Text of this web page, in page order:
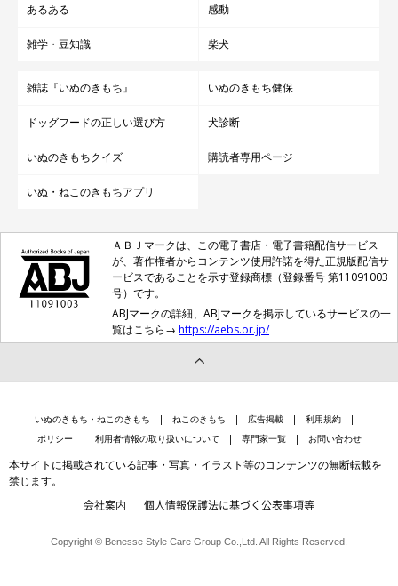
あっという間に雪は溶けて、雪だるまはこんな姿になっちゃいま
した。なんだか淋しいです。
あるある 感動
雑学・豆知識 柴犬
雑誌『いぬのきもち』 いぬのきもち健保
ドッグフードの正しい選び方 犬診断
いぬのきもちクイズ 購読者専用ページ
いぬ・ねこのきもちアプリ
ＡＢＪマークは、この電子書店・電子書籍配信サービス
が、著作権者からコンテンツ使用許諾を得た正規版配信サ
ービスであることを示す登録商標（登録番号 第11091003
号）です。
ABJマークの詳細、ABJマークを掲示しているサービスの一
覧はこちら→ https://aebs.or.jp/
いぬのきもち・ねこのきもち ねこのきもち 広告掲載
利用規約
ポリシー
利用者情報の取り扱いについて 専門家一覧 お問い合わせ
本サイトに掲載されている記事・写真・イラスト等のコンテンツの無断転載を
禁じます。
会社案内 個人情報保護法に基づく公表事項等
Copyright © Benesse Style Care Group Co.,Ltd. All Rights Reserved.